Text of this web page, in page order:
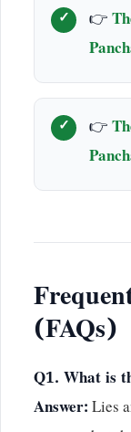
👉
👉
(FAQs)
Q1. What is
Answer:Lies